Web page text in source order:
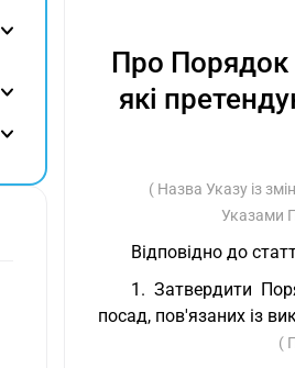
Про Порядок
які
( Назва Указу із
Указами
Відповідно до
1. Затвердити
посад, пов'язаних із
(